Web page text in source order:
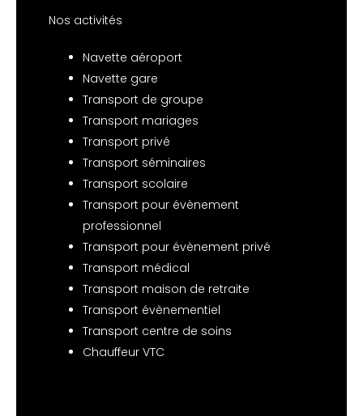
Nos activités
Navette aéroport
Navette gare
Transport de groupe
Transport mariages
Transport privé
Transport séminaires
Transport scolaire
Transport pour évènement
professionnel
Transport pour évènement privé
Transport médical
Transport maison de retraite
Transport évènementiel
Transport centre de soins
Chauffeur VTC